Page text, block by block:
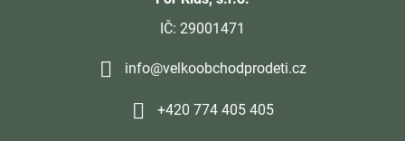
IČ: 29001471
info@velkoobchodprodeti.cz
+420 774 405 405